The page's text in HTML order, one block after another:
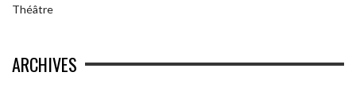
Théâtre
ARCHIVES